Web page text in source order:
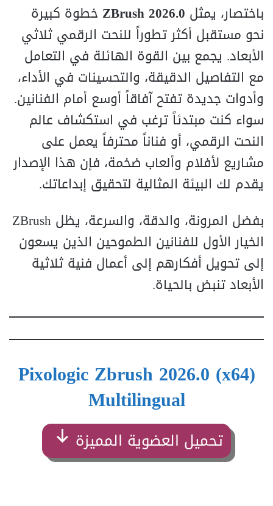
باختصار، يمثل ZBrush 2026.0 خطوة كبيرة
نحو مستقبل أكثر تطوراً للنحت الرقمي ثلاثي
الأبعاد. يجمع بين القوة الهائلة في التعامل
مع التفاصيل الدقيقة، والتحسينات في الأداء،
وأدوات جديدة تفتح آفاقاً أوسع أمام الفنانين.
سواء كنت مبتدئاً ترغب في استكشاف عالم
النحت الرقمي، أو فناناً محترفاً يعمل على
مشاريع لأفلام وألعاب ضخمة، فإن هذا الإصدار
يقدم لك البيئة المثالية لتحقيق إبداعاتك.
بفضل المرونة، والدقة، والسرعة، يظل ZBrush
الخيار الأول للفنانين الطموحين الذين يسعون
إلى تحويل أفكارهم إلى أعمال فنية ثلاثية
الأبعاد تنبض بالحياة.
Pixologic Zbrush 2026.0 (x64)
Multilingual
تحميل العضوية المميزة